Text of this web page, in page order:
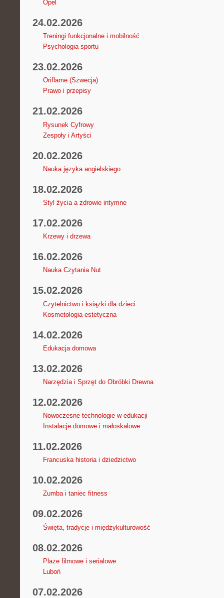
Opel
24.02.2026
Treningi funkcjonalne i mobilność
Psychologia sportu
23.02.2026
Oriflame (Szwecja)
Prawo i przepisy
21.02.2026
Rysunek Cyfrowy
Zespoły i Artyści
20.02.2026
Nauka języka angielskiego
18.02.2026
Styl życia a zdrowie intymne
17.02.2026
Krzewy i drzewa
16.02.2026
Nauka Czytania Nut
15.02.2026
Czytelnictwo i książki dla dzieci
Kosmetologia estetyczna
14.02.2026
Edukacja domowa
13.02.2026
Narzędzia i Sprzęt do Obróbki Drewna
12.02.2026
Nowoczesne technologie w edukacji
Instalacje domowe i małoskalowe
11.02.2026
Francuska historia i dziedzictwo
10.02.2026
Zumba i taniec fitness
09.02.2026
Święta, tradycje i międzykulturowość
08.02.2026
Plaże filmowe i serialowe
Luboń
07.02.2026